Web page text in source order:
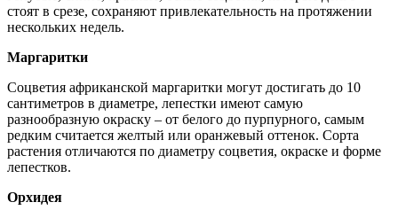
стоят в срезе, сохраняют привлекательность на протяжении
нескольких недель.
Маргаритки
Соцветия африканской маргаритки могут достигать до 10
сантиметров в диаметре, лепестки имеют самую
разнообразную окраску – от белого до пурпурного, самым
редким считается желтый или оранжевый оттенок. Сорта
растения отличаются по диаметру соцветия, окраске и форме
лепестков.
Орхидея